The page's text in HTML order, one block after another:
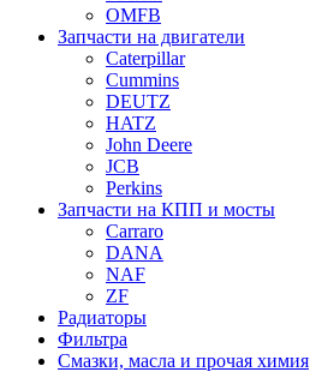
OMFB
Запчасти на двигатели
Caterpillar
Cummins
DEUTZ
HATZ
John Deere
JCB
Perkins
Запчасти на КПП и мосты
Carraro
DANA
NAF
ZF
Радиаторы
Фильтра
Смазки, масла и прочая химия